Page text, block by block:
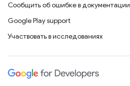
Сообщить об ошибке в документации
Google Play support
Участвовать в исследованиях